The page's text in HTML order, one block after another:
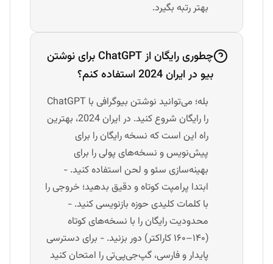
بهتر رتبه بگیرد.
چطوری رایگان از ChatGPT برای نوشتن
بیو در ایران 2024 استفاده کنم؟
بله؛ می‌توانید نوشتن بیوگرافی با ChatGPT
را رایگان شروع کنید. در ایران 2024، بهترین
راه این است که نسخه رایگان را برای
پیش‌نویس و نسخه‌های پولی را برای
بهینه‌سازی سئو و لحن استفاده کنید. -
ابتدا پرامپت کوتاه و دقیق بدهید؛ خروجی را
با کلمات کلیدی حوزه بازنویسی کنید. -
محدودیت رایگان را با نسخه‌های کوتاه
(۱۴۰–۱۶۰ کاراکتر) دور بزنید. - برای دسترسی
پایدار و فارسی، گپ‌جی‌پی‌تی را امتحان کنید